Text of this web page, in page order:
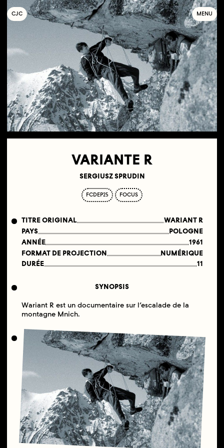
COLLECTIF
JEUNE
C INÉMA MENU
VARIANTE R
SERGIUSZ SPRUDIN
FCDEP25 FOCUS
TITRE ORIGINAL
WARIANT R
PAYS
POLOGNE
ANNÉE
1961
FORMAT DE PROJECTION
NUMÉRIQUE
DURÉE
11
SYNOPSIS
Wariant R est un documentaire sur l’escalade de la
montagne Mnich.